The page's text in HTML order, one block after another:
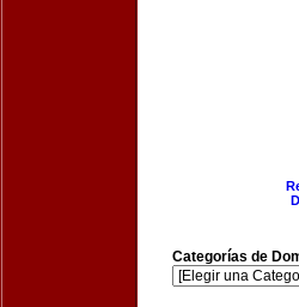
Categorías de